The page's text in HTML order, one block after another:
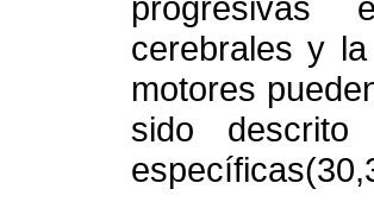
progresivas
cerebrales y
motores
sido